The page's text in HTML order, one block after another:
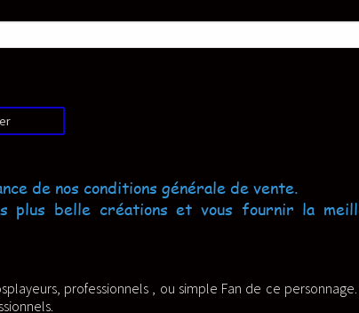
de vente.
fournir la meilleur
Fan de ce personnage. Elle